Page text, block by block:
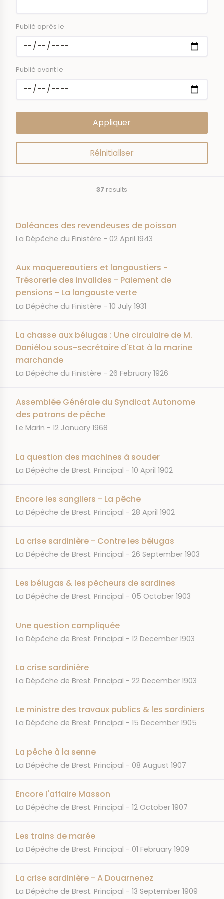
Publié après le
Publié avant le
37 results
Doléances des revendeuses de poisson
JOURNAL
La Dépêche du Finistère DATE
02 April 1943
Aux maquereautiers et langoustiers -
Trésorerie des invalides - Paiement de
pensions - La langouste verte
JOURNAL
La Dépêche du Finistère DATE
10 July 1931
La chasse aux bélugas : Une circulaire de M.
Daniélou sous-secrétaire d'Etat à la marine
marchande
JOURNAL
La Dépêche du Finistère DATE
26 February 1926
Assemblée Générale du Syndicat Autonome
des patrons de pêche
JOURNAL
Le Marin DATE
12 January 1968
La question des machines à souder
JOURNAL
La Dépêche de Brest. Principal DATE
10 April 1902
Encore les sangliers - La pêche
JOURNAL
La Dépêche de Brest. Principal DATE
28 April 1902
La crise sardinière - Contre les bélugas
JOURNAL
La Dépêche de Brest. Principal DATE
26 September 1903
Les bélugas & les pêcheurs de sardines
JOURNAL
La Dépêche de Brest. Principal DATE
05 October 1903
Une question compliquée
JOURNAL
La Dépêche de Brest. Principal DATE
12 December 1903
La crise sardinière
JOURNAL
La Dépêche de Brest. Principal DATE
22 December 1903
Le ministre des travaux publics & les sardiniers
JOURNAL
La Dépêche de Brest. Principal DATE
15 December 1905
La pêche à la senne
JOURNAL
La Dépêche de Brest. Principal DATE
08 August 1907
Encore l'affaire Masson
JOURNAL
La Dépêche de Brest. Principal DATE
12 October 1907
Les trains de marée
JOURNAL
La Dépêche de Brest. Principal DATE
01 February 1909
La crise sardinière - A Douarnenez
JOURNAL
La Dépêche de Brest. Principal DATE
13 September 1909